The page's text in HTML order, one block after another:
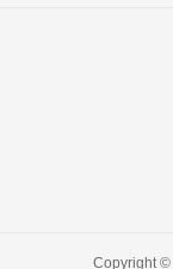
Copyright ©